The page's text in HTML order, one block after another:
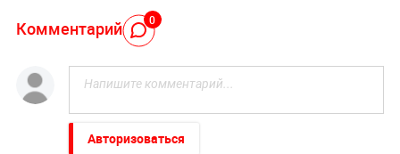
Комментарий 0
Авторизоваться